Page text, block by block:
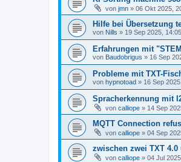
von jmn » 06 Okt 2025,
Hilfe bei Übersetzung
von Nills » 19 Sep 2025, 14:05
Erfahrungen mit
von Baudobrigus » 16 Sep
Probleme mit TXT-
von hypnotoad » 16 Sep
Spracherkennung mit
von calliope » 14 Sep
MQTT Connection
von calliope » 04 Sep
zwischen zwei TXT
von calliope » 04 Jul